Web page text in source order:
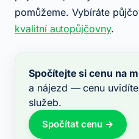
pomůžeme. Vybíráte
kvalitní autopůjčovny.
Spočítejte si cenu na
a nájezd — cenu
služeb.
Spočítat cenu →